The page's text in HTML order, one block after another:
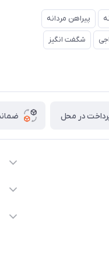
پیراهن مردانه
شگفت انگیز
در محل